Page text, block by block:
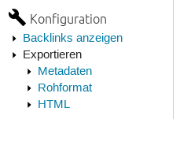
Konfiguration
Backlinks anzeigen
Exportieren
Metadaten
Rohformat
HTML